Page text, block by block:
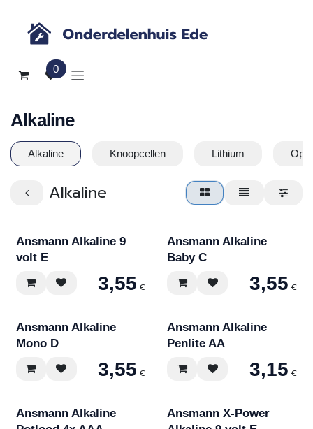
0
Alkaline
Alkaline Knoopcellen Lithium
Alkaline
Ansmann Alkaline 9
volt E
3,55 €
Ansmann Alkaline
Baby C
3,55 €
Ansmann Alkaline
Mono D
3,55 €
Ansmann Alkaline
Penlite AA
3,15 €
Ansmann Alkaline
Ansmann X-Power